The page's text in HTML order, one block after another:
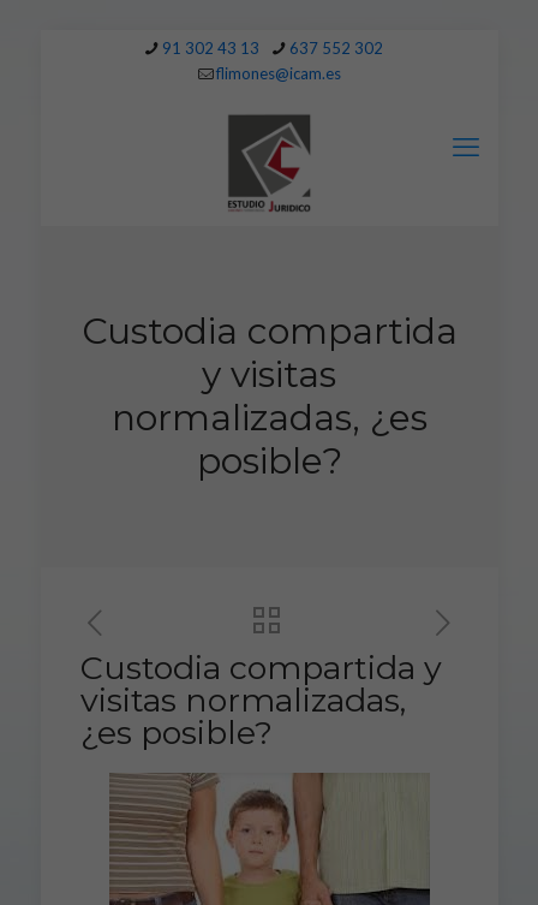
91 302 43 13
637 552 302
flimones@icam.es
Custodia compartida
y visitas
normalizadas, ¿es
posible?
Custodia compartida y
visitas normalizadas,
¿es posible?